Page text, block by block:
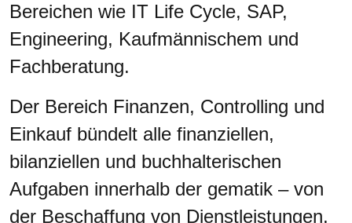
Bereichen wie IT Life Cycle, SAP,
Engineering, Kaufmännischem und
Fachberatung.
Der Bereich Finanzen, Controlling und
Einkauf bündelt alle finanziellen,
bilanziellen und buchhalterischen
Aufgaben innerhalb der gematik – von
der Beschaffung von Dienstleistungen,